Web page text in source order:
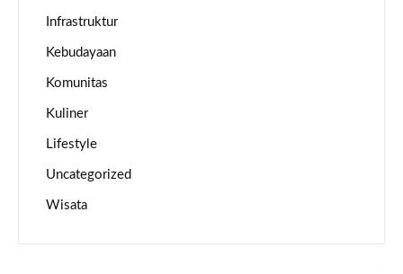
Infrastruktur
Kebudayaan
Komunitas
Kuliner
Lifestyle
Uncategorized
Wisata